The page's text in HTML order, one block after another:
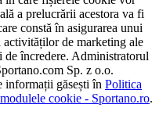
a prelucrării acestora va fi
constă în asigurarea unui
de marketing ale
de încredere. Administratorul
Sp. z o.o.
informații găsești în Politica
cookie - Sportano.ro.